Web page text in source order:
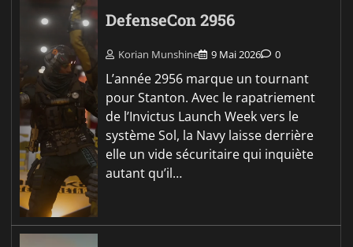
DefenseCon 2956
Korian Munshine 9 Mai 2026 0
L’année 2956 marque un tournant
pour Stanton. Avec le rapatriement
de l’Invictus Launch Week vers le
système Sol, la Navy laisse derrière
elle un vide sécuritaire qui inquiète
autant qu’il…